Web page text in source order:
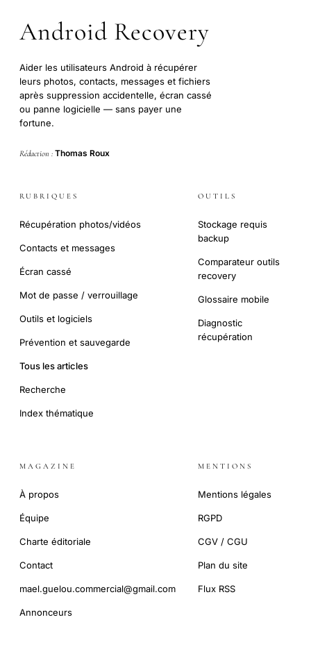
Android Recovery
Aider les utilisateurs Android à récupérer
leurs photos, contacts, messages et fichiers
après suppression accidentelle, écran cassé
ou panne logicielle — sans payer une
fortune.
Rédaction : Thomas Roux
RUBRIQUES
Récupération photos/vidéos
Contacts et messages
Écran cassé
Mot de passe / verrouillage
Outils et logiciels
Prévention et sauvegarde
Tous les articles
Recherche
Index thématique
OUTILS
Stockage requis
backup
Comparateur outils
recovery
Glossaire mobile
Diagnostic
récupération
MAGAZINE
À propos
Équipe
Charte éditoriale
Contact
mael.guelou.commercial@gmail.com
Annonceurs
MENTIONS
Mentions légales
RGPD
CGV / CGU
Plan du site
Flux RSS